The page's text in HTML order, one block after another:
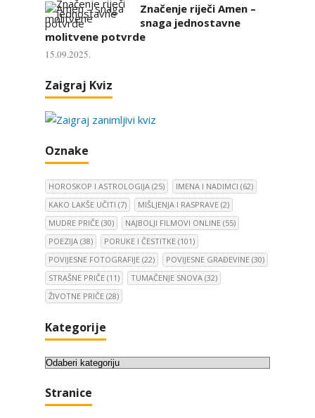
Značenje riječi Amen –
snaga jednostavne
molitvene potvrde
15.09.2025.
Zaigraj Kviz
Oznake
HOROSKOP I ASTROLOGIJA (25) IMENA I NADIMCI (62)
KAKO LAKŠE UČITI (7) MIŠLJENJA I RASPRAVE (2)
MUDRE PRIČE (30) NAJBOLJI FILMOVI ONLINE (55)
POEZIJA (38) PORUKE I ČESTITKE (101)
POVIJESNE FOTOGRAFIJE (22) POVIJESNE GRAĐEVINE (30)
STRAŠNE PRIČE (11) TUMAČENJE SNOVA (32)
ŽIVOTNE PRIČE (28)
Kategorije
K
t
Stranice